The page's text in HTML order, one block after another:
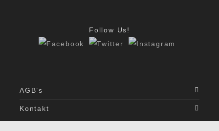
Follow Us!
AGB’s
Kontakt